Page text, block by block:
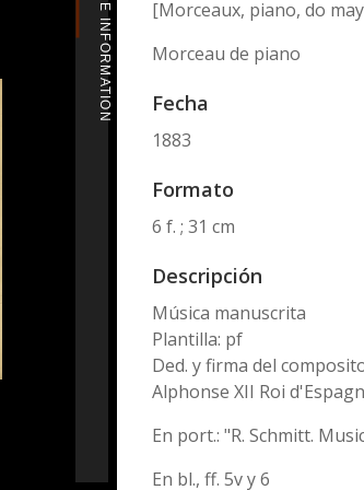
MORE INFORMATION
[Morceaux, piano, do
Morceau de piano
Fecha
1883
Formato
6 f. ; 31 cm
Descripción
Música manuscrita
Plantilla: pf
Ded. y firma del
Alphonse XII Roi
En port.: "R. Schmitt.
En bl., ff. 5v y 6